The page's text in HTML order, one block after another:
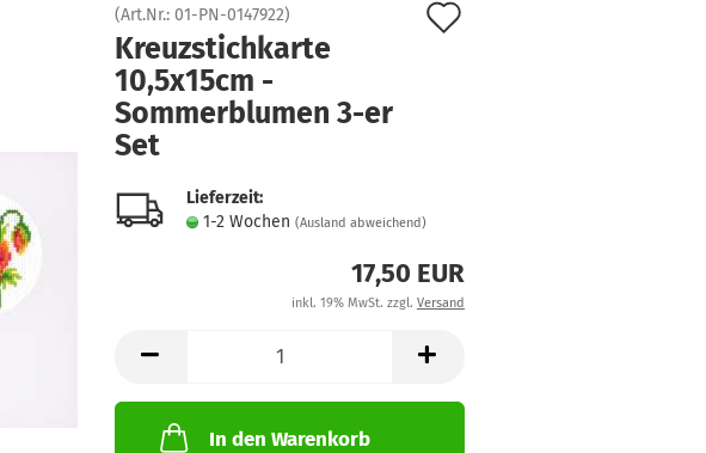
(Art.Nr.: 01-PN-0147922)
Kreuzstichkarte
10,5x15cm -
Sommerblumen 3-er
Set
Lieferzeit:
1-2 Wochen (Ausland abweichend)
17,50 EUR
inkl. 19% MwSt. zzgl. Versand
In den Warenkorb